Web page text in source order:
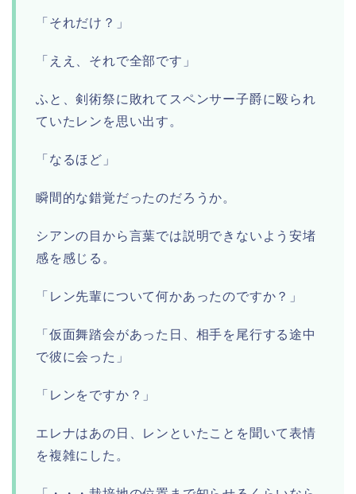
「それだけ？」
「ええ、それで全部です」
ふと、剣術祭に敗れてスペンサー子爵に殴られ
ていたレンを思い出す。
「なるほど」
瞬間的な錯覚だったのだろうか。
シアンの目から言葉では説明できないよう安堵
感を感じる。
「レン先輩について何かあったのですか？」
「仮面舞踏会があった日、相手を尾行する途中
で彼に会った」
「レンをですか？」
エレナはあの日、レンといたことを聞いて表情
を複雑にした。